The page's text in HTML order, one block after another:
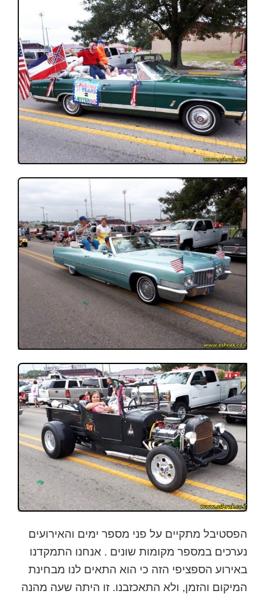
הפסטיבל מתקיים על פני מספר ימים והאירועים
נערכים במספר מקומות שונים . אנחנו התמקדנו
באירוע הספציפי הזה כי הוא התאים לנו מבחינת
המיקום והזמן, ולא התאכזבנו. זו היתה שעה מהנה